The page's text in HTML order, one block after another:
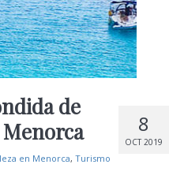
8
OCT 2019
de
en Menorca, Turismo